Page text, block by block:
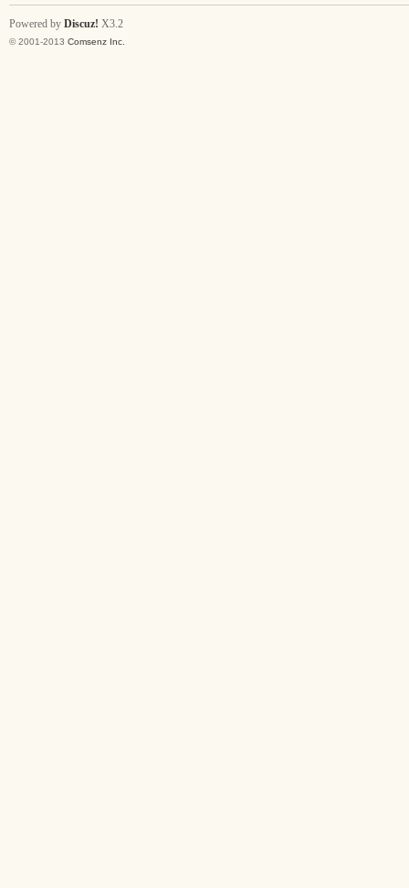
Powered by Discuz! X3.2
© 2001-2013 Comsenz Inc.